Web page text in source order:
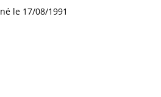
né le 17/08/1991